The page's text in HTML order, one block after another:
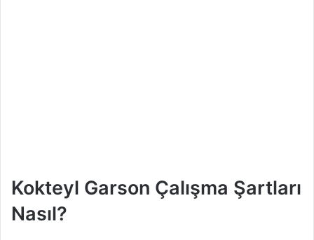
Kokteyl Garson Çalışma Şartları
Nasıl?